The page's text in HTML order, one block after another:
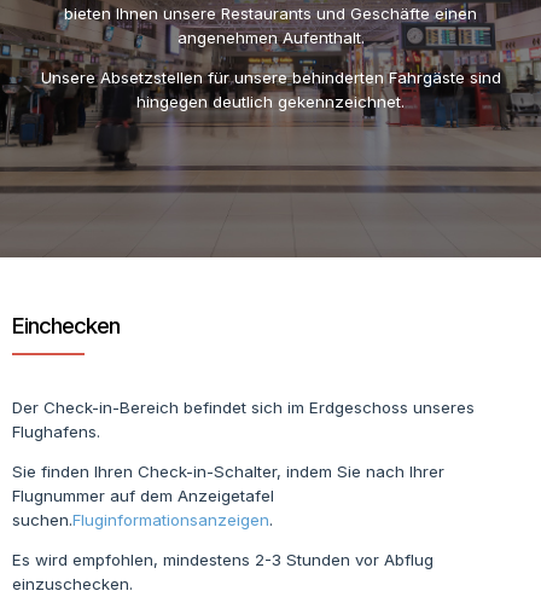
bieten Ihnen unsere Restaurants und Geschäfte einen
angenehmen Aufenthalt.
Unsere Absetzstellen für unsere behinderten Fahrgäste sind
hingegen deutlich gekennzeichnet.
Einchecken
Der Check-in-Bereich befindet sich im Erdgeschoss unseres
Flughafens.
Sie finden Ihren Check-in-Schalter, indem Sie nach Ihrer
Flugnummer auf dem Anzeigetafel
suchen.Fluginformationsanzeigen.
Es wird empfohlen, mindestens 2-3 Stunden vor Abflug
einzuschecken.